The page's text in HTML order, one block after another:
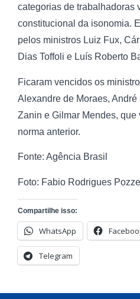
categorias de trabalhadoras
constitucional da isonomia.
pelos ministros Luiz Fux,
Dias Toffoli e Luís Roberto
Ficaram vencidos os
Alexandre de Moraes,
Zanin e Gilmar Mendes,
norma anterior.
Fonte: Agência Brasil
Foto: Fabio Rodrigues
Compartilhe isso:
WhatsApp
Telegram